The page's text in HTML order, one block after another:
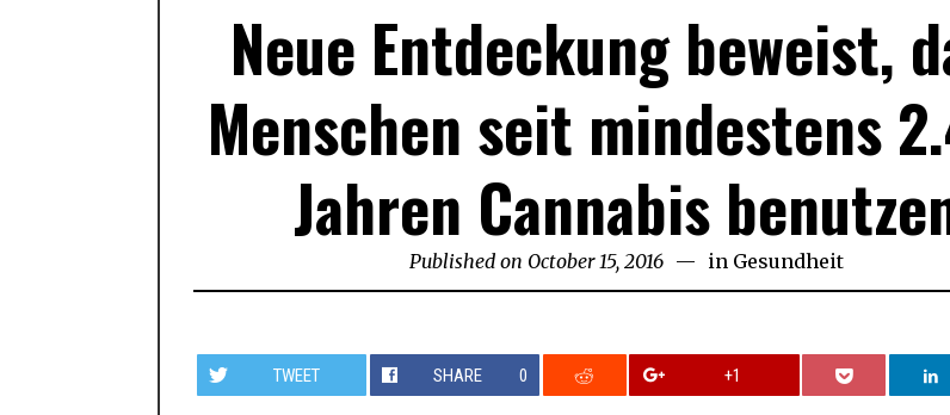
Neue Entdeckung beweist,
Menschen seit mindestens
Jahren Cannabis
Published on October 15, 2016October
15,
in Gesundheit
TWEET SHARE 0 +1